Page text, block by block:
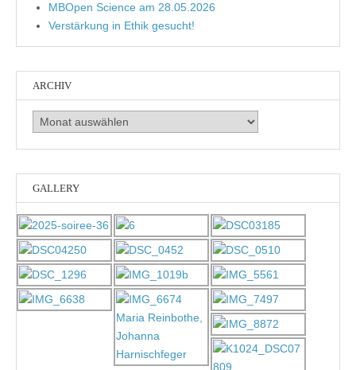
MBOpen Science am 28.05.2026
Verstärkung in Ethik gesucht!
ARCHIV
Archiv
GALLERY